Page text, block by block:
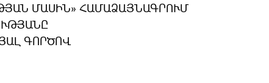
ՄԱՍԻՆ» ՀԱՄԱՁԱՅՆԱԳՐՈՒՄ
ԳՈՐԾՈՎ